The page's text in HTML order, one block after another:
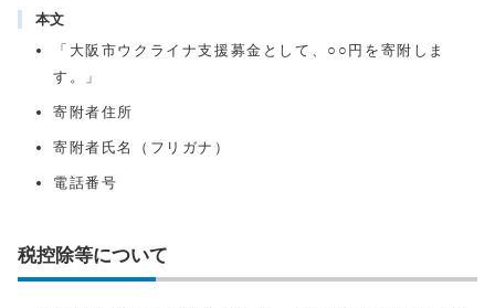
本文
「大阪市ウクライナ支援募金として、○○円を寄附しま
す。」
寄附者住所
寄附者氏名（フリガナ）
電話番号
税控除等について